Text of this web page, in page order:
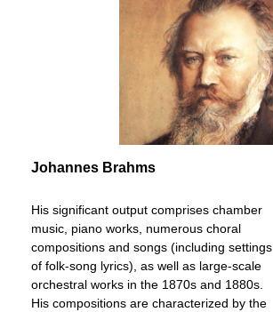
Johannes Brahms
His significant output comprises chamber
music, piano works, numerous choral
compositions and songs (including settings
of folk-song lyrics), as well as large-scale
orchestral works in the 1870s and 1880s.
His compositions are characterized by the